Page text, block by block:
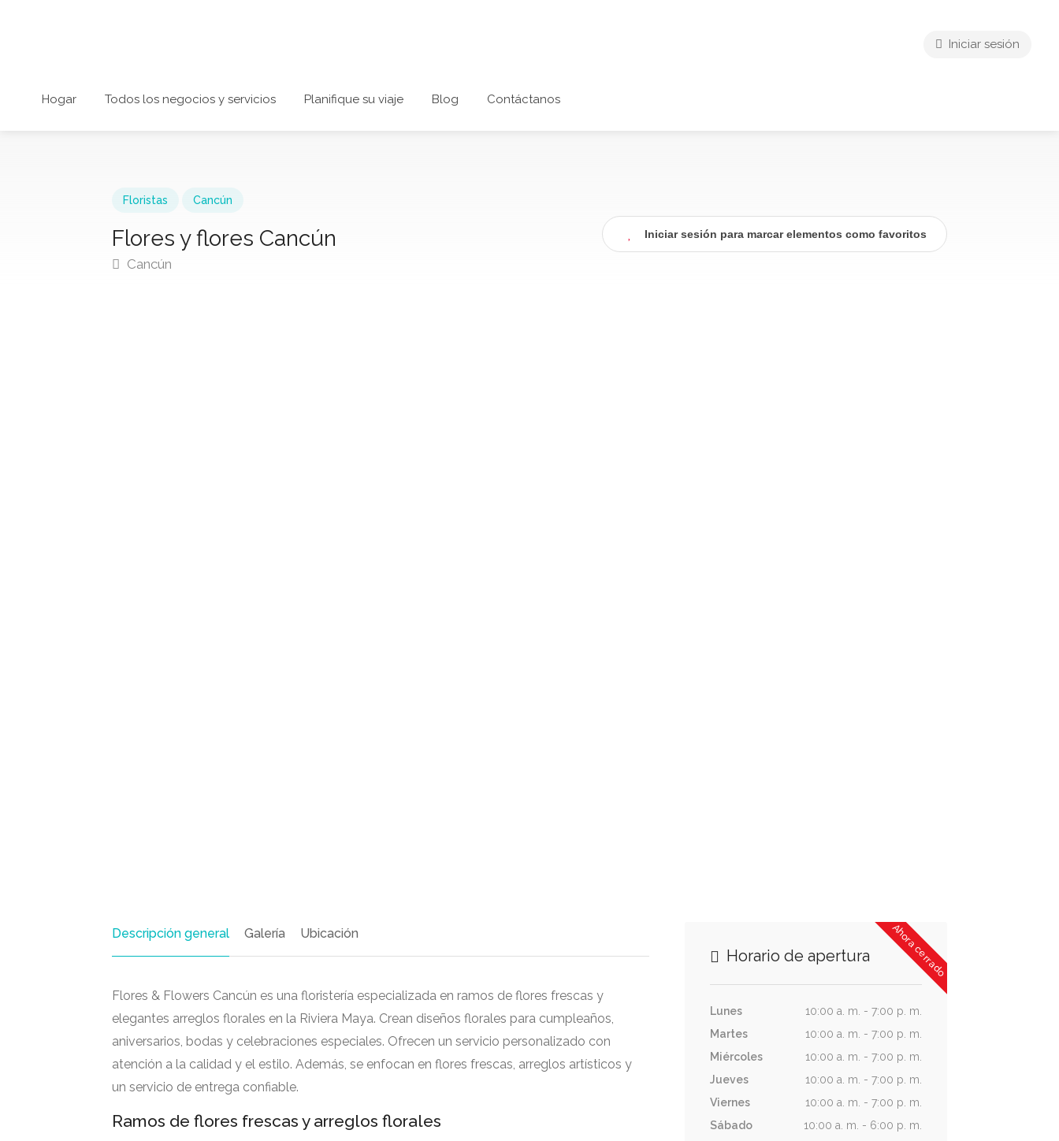
Hogar Todos los negocios y servicios Planifique su viaje Blog Contáctanos
Iniciar sesión
Floristas Cancún
Flores y flores Cancún
Cancún
Iniciar sesión para marcar elementos como favoritos
Descripción general Galería Ubicación
Flores & Flowers Cancún es una floristería especializada en ramos de flores frescas y
elegantes arreglos florales en la Riviera Maya. Crean diseños florales para cumpleaños,
aniversarios, bodas y celebraciones especiales. Ofrecen un servicio personalizado con
atención a la calidad y el estilo. Además, se enfocan en flores frescas, arreglos artísticos y
un servicio de entrega confiable.
Ramos de flores frescas y arreglos florales
Ahora cerrado
Horario de apertura
Lunes
10:00 a. m. - 7:00 p. m.
Martes
10:00 a. m. - 7:00 p. m.
Miércoles
10:00 a. m. - 7:00 p. m.
Jueves
10:00 a. m. - 7:00 p. m.
Viernes
10:00 a. m. - 7:00 p. m.
Sábado
10:00 a. m. - 6:00 p. m.